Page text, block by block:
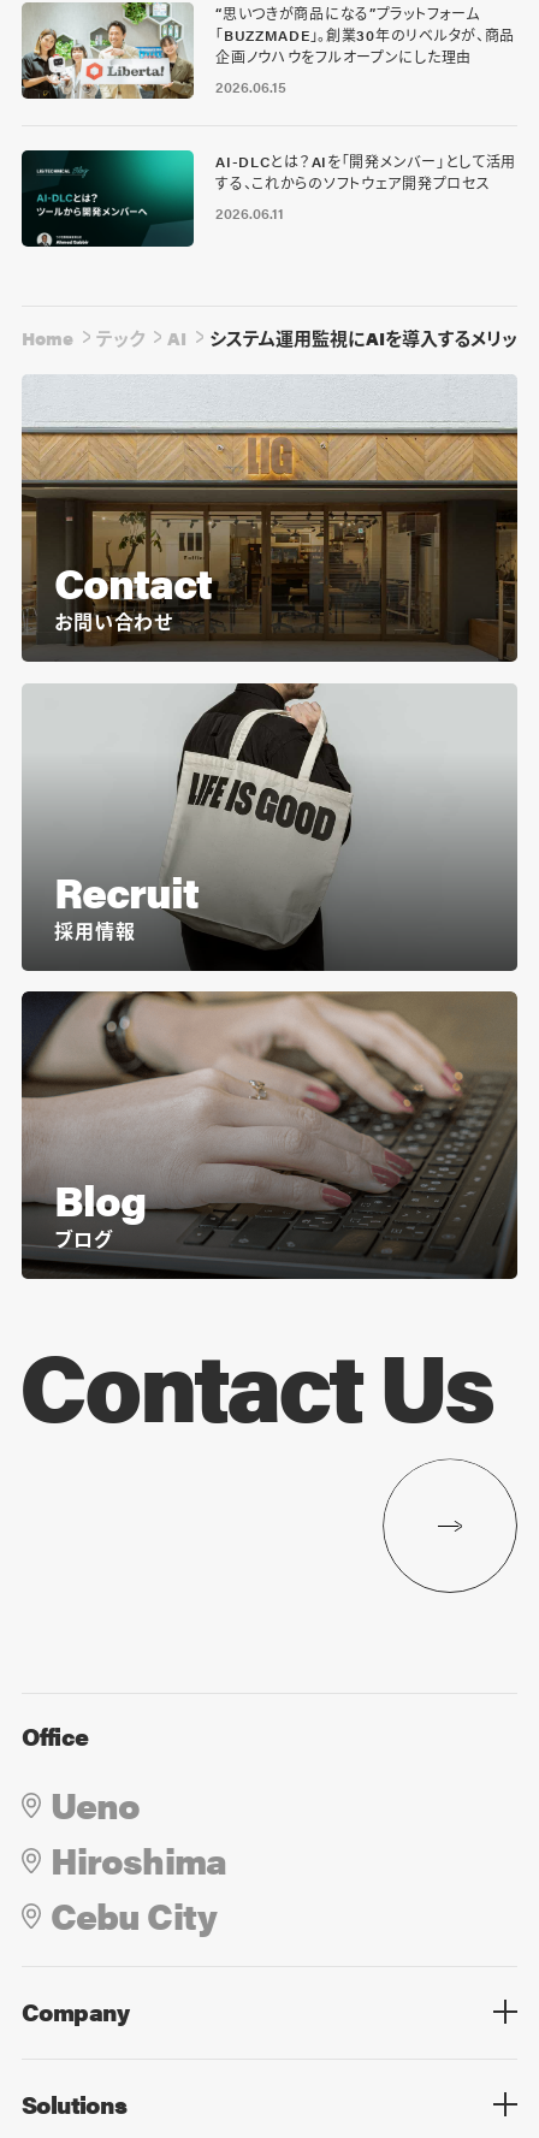
“思いつきが商品になる”プラットフォーム
「BUZZMADE」。創業30年のリベルタが、商品
企画ノウハウをフルオープンにした理由
2026.06.15
AI-DLCとは？AIを「開発メンバー」として活用
する、これからのソフトウェア開発プロセス
2026.06.11
Home テック AI システム運用監視にAIを導入するメリッ
Contact
お問い合わせ
Recruit
採用情報
Blog
ブログ
Contact Us
Office
Ueno
Hiroshima
Cebu City
Company
Solutions